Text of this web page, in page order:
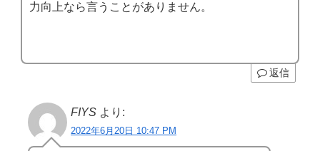
力向上なら言うことがありません。
返信
FIYS より:
2022年6月20日 10:47 PM